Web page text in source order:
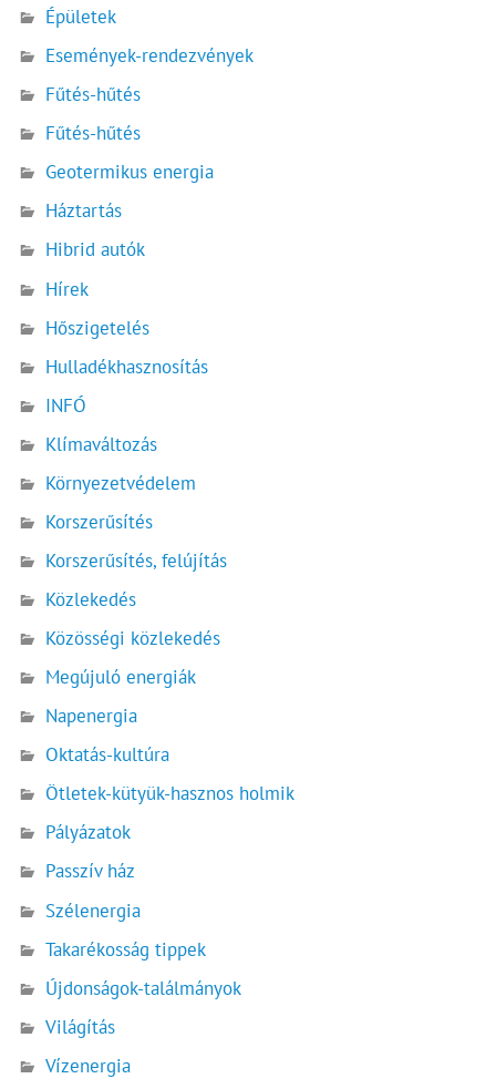
Épületek
Események-rendezvények
Fűtés-hűtés
Fűtés-hűtés
Geotermikus energia
Háztartás
Hibrid autók
Hírek
Hőszigetelés
Hulladékhasznosítás
INFÓ
Klímaváltozás
Környezetvédelem
Korszerűsítés
Korszerűsítés, felújítás
Közlekedés
Közösségi közlekedés
Megújuló energiák
Napenergia
Oktatás-kultúra
Ötletek-kütyük-hasznos holmik
Pályázatok
Passzív ház
Szélenergia
Takarékosság tippek
Újdonságok-találmányok
Világítás
Vízenergia